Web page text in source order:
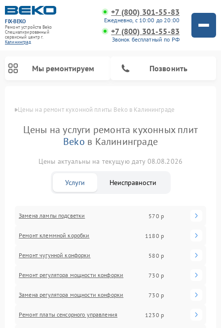
FIX-BEKO
Ремонт устройств Beko
Специализированный
cервисный центр г.
Калининград
+7 (800) 301-55-83
Ежедневно, с 10:00 до 20:00
+7 (800) 301-55-83
Звонок бесплатный по РФ
Мы ремонтируем Позвонить
Цены на ремонт кухонной плиты Beko в Калининграде
Цены на услуги ремонта кухонных плит
Beko в Калининграде
Цены актуальны на текущую дату 08.08.2026
Услуги Неисправности
Замена лампы подсветки 570 р
Ремонт клеммной коробки 1180 р
Ремонт чугунной конфорки 580 р
Ремонт регулятора мощности конфорки 730 р
Замена регулятора мощности конфорки 730 р
Ремонт платы сенсорного управления 1230 р